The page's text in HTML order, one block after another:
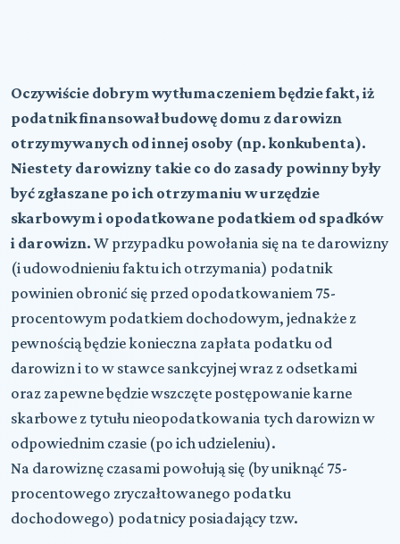
Oczywiście dobrym wytłumaczeniem będzie fakt, iż
podatnik finansował budowę domu z darowizn
otrzymywanych od innej osoby (np. konkubenta).
Niestety darowizny takie co do zasady powinny były
być zgłaszane po ich otrzymaniu w urzędzie
skarbowym i opodatkowane podatkiem od spadków
i darowizn. W przypadku powołania się na te darowizny
(i udowodnieniu faktu ich otrzymania) podatnik
powinien obronić się przed opodatkowaniem 75-
procentowym podatkiem dochodowym, jednakże z
pewnością będzie konieczna zapłata podatku od
darowizn i to w stawce sankcyjnej wraz z odsetkami
oraz zapewne będzie wszczęte postępowanie karne
skarbowe z tytułu nieopodatkowania tych darowizn w
odpowiednim czasie (po ich udzieleniu).
Na darowiznę czasami powołują się (by uniknąć 75-
procentowego zryczałtowanego podatku
dochodowego) podatnicy posiadający tzw.